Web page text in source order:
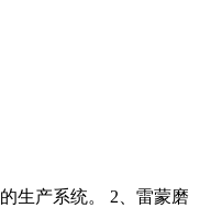
生产系统。 2、雷蒙磨